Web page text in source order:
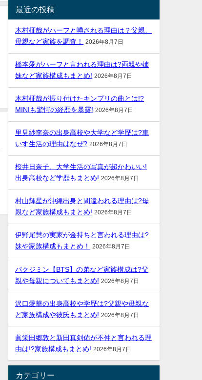
最近の投稿
木村柾哉がハーフと噂される理由は？父親、
母親など家族を調査！
2026年8月7日
橋本愛がハーフと言われる理由は?両親や姉
妹など家族構成もまとめ! 2026年8月7日
木村柾哉が振り付けたキンプリの曲とは!?
MINIも驚愕の経歴を暴露! 2026年8月7日
里見紗李奈の出身高校や大学など学歴は?車
いす生活の理由はなぜ? 2026年8月7日
桜井日奈子、大学生活の写真が超かわいい!
出身高校など学歴もまとめ! 2026年8月7日
村山輝星が沖縄出身と間違われる理由は?母
親など家族構成もまとめ! 2026年8月7日
伊野尾慧の実家が金持ちと言われる理由は?
妹や家族構成もまとめ！
2026年8月7日
パクジミン【BTS】の弟など家族構成は?父
親や母親についてもまとめ! 2026年8月7日
沢口愛華の出身高校や学歴は?父親や母親な
ど家族構成や彼氏もまとめ! 2026年8月7日
眞栄田郷敦と新田真剣佑が不仲と言われる理
由は!?家族構成もまとめ! 2026年8月7日
カテゴリー